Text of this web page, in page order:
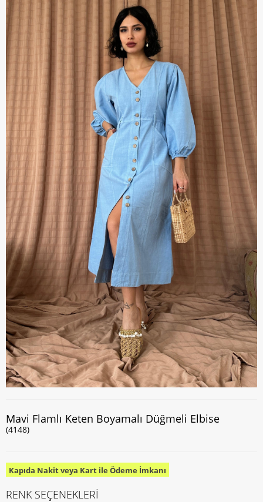
Mavi Flamlı Keten Boyamalı Düğmeli Elbise
(4148)
Kapıda Nakit veya Kart ile Ödeme İmkanı
RENK SEÇENEKLERİ